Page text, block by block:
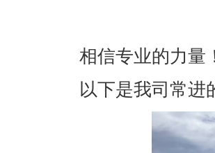
相信专业的力量
以下是我司常进